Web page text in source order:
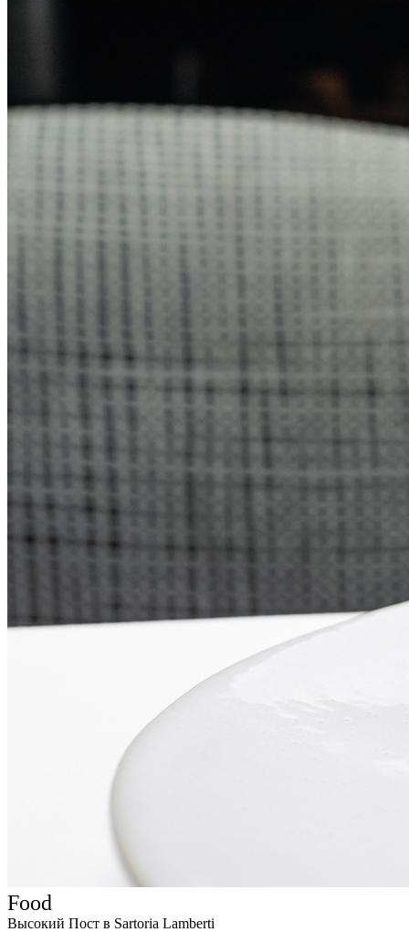
Food
Высокий Пост в Sartoria Lamberti